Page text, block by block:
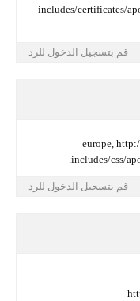
includes/
الدخول للرد
الدخول للرد